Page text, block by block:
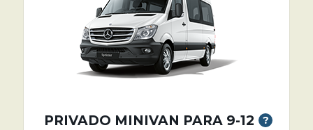
PRIVADO MINIVAN PARA 9-12 ?